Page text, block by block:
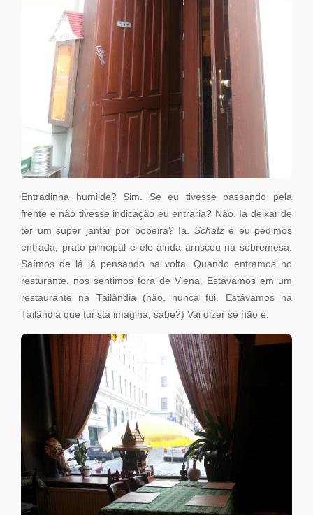
Entradinha humilde? Sim. Se eu tivesse passando pela
frente e não tivesse indicação eu entraria? Não. Ia deixar de
ter um super jantar por bobeira? Ia. Schatze eu pedimos
entrada, prato principal e ele ainda arriscou na sobremesa.
Saímos de lá já pensando na volta. Quando entramos no
resturante, nos sentimos fora de Viena. Estávamos em um
restaurante na Tailândia (não, nunca fui. Estávamos na
Tailândia que turista imagina, sabe?) Vai dizer se não é: